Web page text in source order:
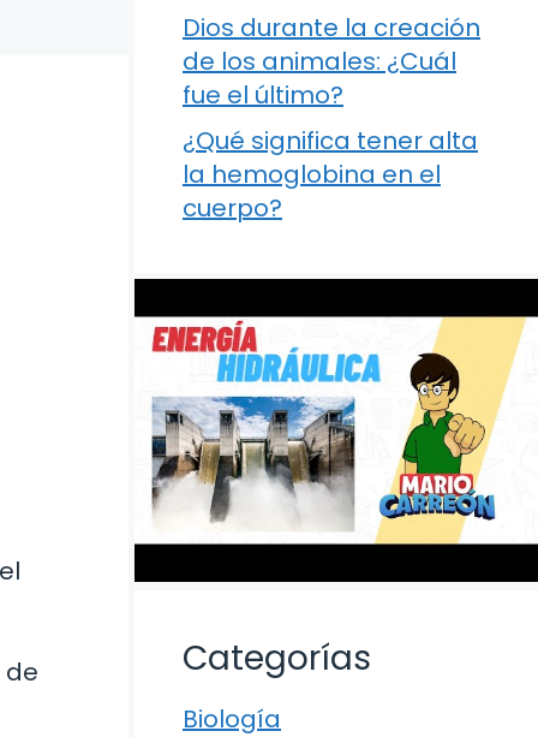
de
Dios durante la creación
de los animales: ¿Cuál
fue el último?
¿Qué significa tener alta
la hemoglobina en el
cuerpo?
Categorías
Biología